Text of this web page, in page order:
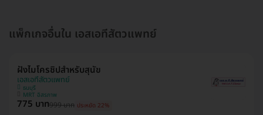
แพ็กเกจอื่นใน เอสเอทีสัตวแพทย์
ฝังไมโครชิปสำหรับสุนัข
เอสเอทีสัตวแพทย์
ธนบุรี
MRT อิสรภาพ
775 บาท999 บาท ประหยัด 22%